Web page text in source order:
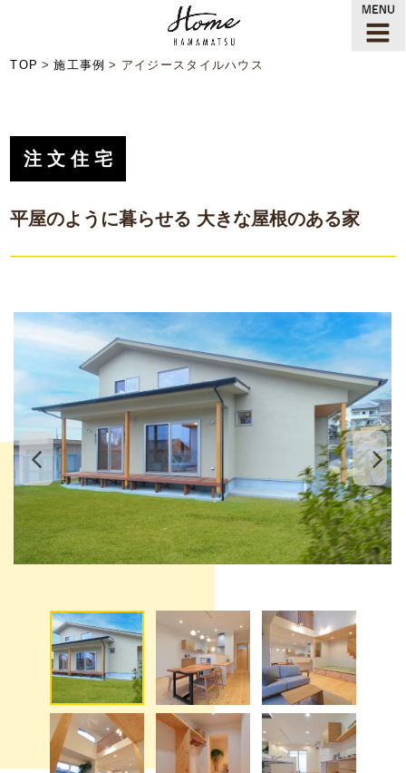
TOP 施工事例 アイジースタイルハウス
注文住宅
平屋のように暮らせる 大きな屋根のある家